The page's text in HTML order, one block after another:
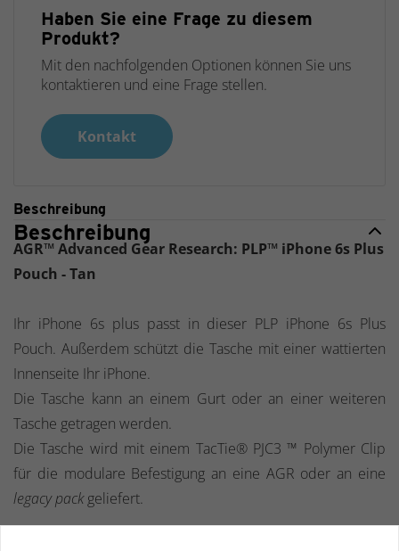
Haben Sie eine Frage zu diesem
Produkt?
Mit den nachfolgenden Optionen können Sie uns
kontaktieren und eine Frage stellen.
Kontakt
Beschreibung
Beschreibung
AGR™ Advanced Gear Research: PLP™ iPhone 6s Plus
Pouch - Tan
Ihr iPhone 6s plus passt in dieser PLP iPhone 6s Plus
Pouch. Außerdem schützt die Tasche mit einer wattierten
Innenseite Ihr iPhone.
Die Tasche kann an einem Gurt oder an einer weiteren
Tasche getragen werden.
Die Tasche wird mit einem TacTie® PJC3 ™ Polymer Clip
für die modulare Befestigung an eine AGR oder an eine
legacy packgeliefert.